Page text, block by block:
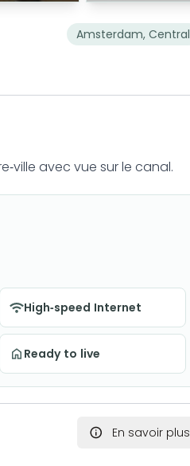
Amsterdam, Central
ville avec vue sur le canal.
High-speed Internet
Ready to live
En savoir plus